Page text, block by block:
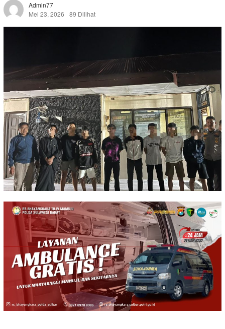
Admin77
Mei 23, 2026
89 Dilihat